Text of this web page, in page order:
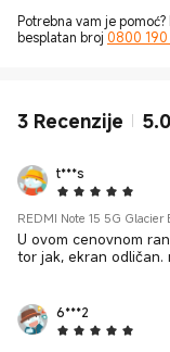
Potrebna vam je
besplatan broj 0800
3 Recenzije 5.0
t***s
5 Star
REDMI Note 15 5G
U ovom cenovnom rangu
tor jak, ekran odličan.
6***2
5 Star